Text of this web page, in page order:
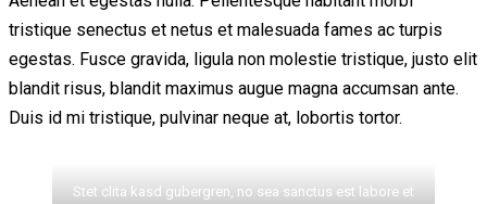
tristique senectus et netus et malesuada fames ac turpis
egestas. Fusce gravida, ligula non molestie tristique, justo elit
blandit risus, blandit maximus augue magna accumsan ante.
Duis id mi tristique, pulvinar neque at, lobortis tortor.
Stet clita kasd gubergren, no sea sanctus est labore et